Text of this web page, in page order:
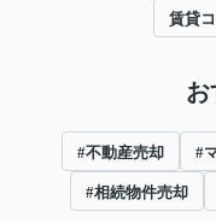
賃貸
お
#不動産売却 #
#相続物件売却